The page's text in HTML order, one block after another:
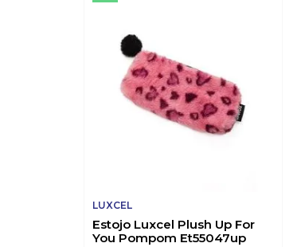
LUXCEL
Estojo Luxcel Plush Up For
You Pompom Et55047up